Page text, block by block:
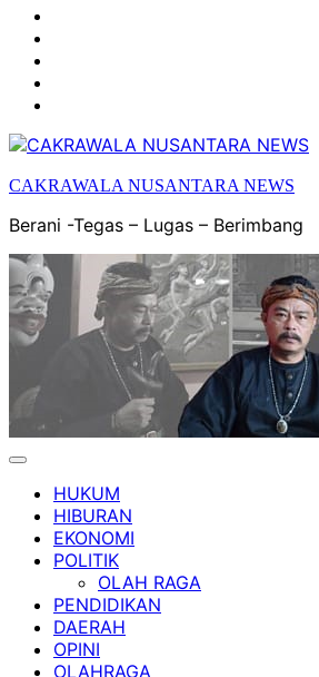
BUDAYA
CAKRAWALA NUSANTARA NEWS
Berani -Tegas – Lugas – Berimbang
HUKUM
HIBURAN
EKONOMI
POLITIK
OLAH RAGA
PENDIDIKAN
DAERAH
OPINI
OLAHRAGA